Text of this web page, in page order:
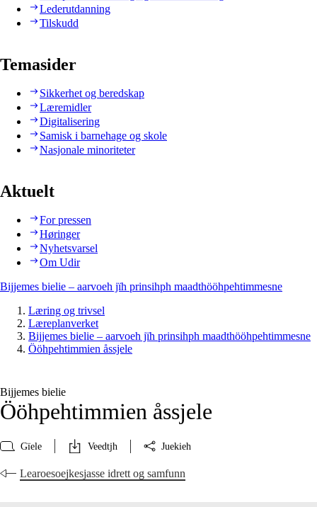
Lederutdanning
Tilskudd
Temasider
Sikkerhet og beredskap
Læremidler
Digitalisering
Samisk i barnehage og skole
Nasjonale minoriteter
Aktuelt
For pressen
Høringer
Nyhetsvarsel
Om Udir
Bijjemes bielie – aarvoeh jïh prinsihph maadthööhpehtimmesne
Læring og trivsel
Læreplanverket
Bijjemes bielie – aarvoeh jïh prinsihph maadthööhpehtimmesne
Ööhpehtimmien åssjele
Bijjemes bielie
Ööhpehtimmien åssjele
Gïele Veedtjh Juekieh
Learoesoejkesjasse idrett og samfunn